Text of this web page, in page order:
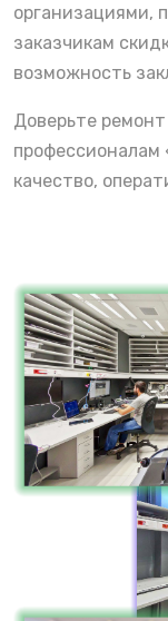
организациями,
заказчикам
возможность
Доверьте
профессионалам
качество,